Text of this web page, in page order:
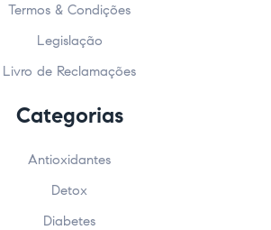
Termos & Condições
Legislação
Livro de Reclamações
Categorias
Antioxidantes
Detox
Diabetes